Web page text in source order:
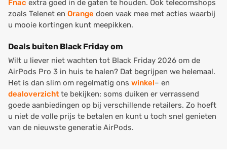
Fnac extra goed in de gaten te houden. Ook telecomshops
zoals Telenet en Orange doen vaak mee met acties waarbij
u mooie kortingen kunt meepikken.
Deals buiten Black Friday om
Wilt u liever niet wachten tot Black Friday 2026 om de
AirPods Pro 3 in huis te halen? Dat begrijpen we helemaal.
Het is dan slim om regelmatig ons winkel– en
dealoverzicht te bekijken: soms duiken er verrassend
goede aanbiedingen op bij verschillende retailers. Zo hoeft
u niet de volle prijs te betalen en kunt u toch snel genieten
van de nieuwste generatie AirPods.